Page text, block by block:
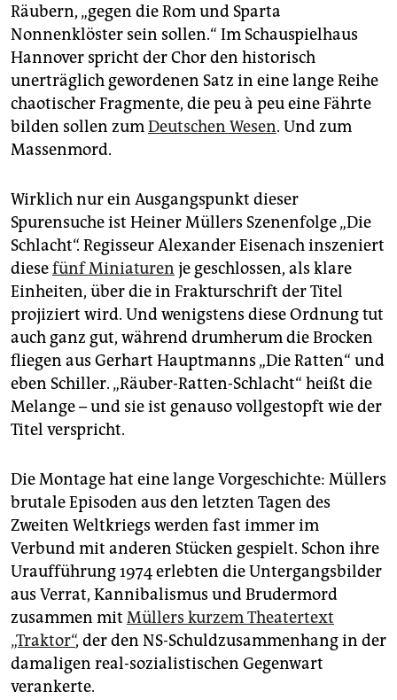
genossenschaft
epaper login
Räubern, „gegen die Rom und Sparta
Nonnenklöster sein sollen.“ Im Schauspielhaus
Hannover spricht der Chor den historisch
unerträglich gewordenen Satz in eine lange Reihe
chaotischer Fragmente, die peu à peu eine Fährte
bilden sollen zumDeutschen Wesen. Und zum
Massenmord.
Wirklich nur ein Ausgangspunkt dieser
Spurensuche ist Heiner Müllers Szenenfolge „Die
Schlacht“. Regisseur Alexander Eisenach inszeniert
diesefünf Miniaturen je geschlossen, als klare
Einheiten, über die in Frakturschrift der Titel
projiziert wird. Und wenigstens diese Ordnung tut
auch ganz gut, während drumherum die Brocken
fliegen aus Gerhart Hauptmanns „Die Ratten“ und
eben Schiller. „Räuber-Ratten-Schlacht“ heißt die
Melange – und sie ist genauso vollgestopft wie der
Titel verspricht.
Die Montage hat eine lange Vorgeschichte: Müllers
brutale Episoden aus den letzten Tagen des
Zweiten Weltkriegs werden fast immer im
Verbund mit anderen Stücken gespielt. Schon ihre
Uraufführung 1974 erlebten die Untergangsbilder
aus Verrat, Kannibalismus und Brudermord
zusammen mit Müllers kurzem Theatertext
„Traktor“, der den NS-Schuldzusammenhang in der
damaligen real-sozialistischen Gegenwart
verankerte.